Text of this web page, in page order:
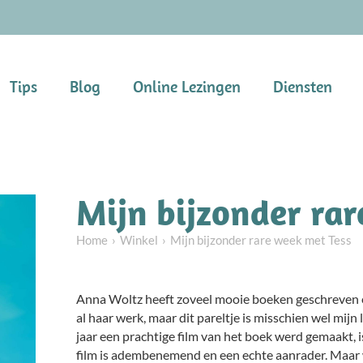
Tips Blog Online Lezingen Diensten
Mijn bijzonder
Home Winkel Mijn bijzonder rare week met Tess
Anna Woltz heeft zoveel mooie boeken
al haar werk, maar dit pareltje is misschien wel
jaar een prachtige film van het boek werd gemaakt,
film is adembenemend en een echte aanrader.